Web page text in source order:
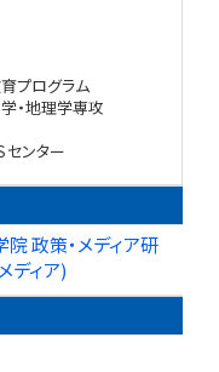
プログラム
・地理学専攻
ンター
政策・メディア研
ディア)